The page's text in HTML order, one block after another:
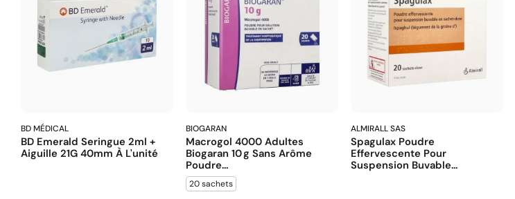
BD MÉDICAL
BD Emerald Seringue 2ml +
Aiguille 21G 40mm À L'unité
BIOGARAN
Macrogol 4000 Adultes
Biogaran 10 G Sans Arôme
Poudre...
20 sachets
ALMIRALL SAS
Spagulax Poudre
Effervescente Pour
Suspension Buvable...